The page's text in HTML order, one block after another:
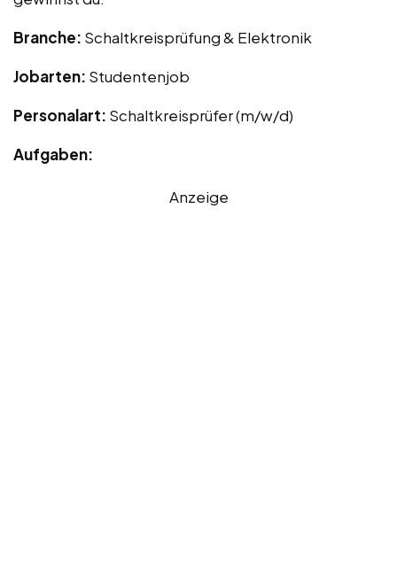
Branche: Schaltkreisprüfung & Elektronik
Jobarten: Studentenjob
Personalart: Schaltkreisprüfer (m/w/d)
Aufgaben:
Anzeige